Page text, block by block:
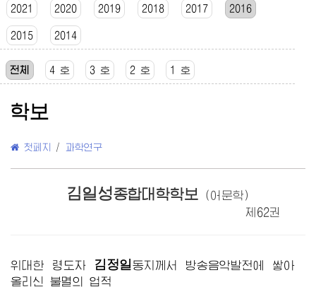
2021 2020 2019 2018 2017 2016
2015 2014
전체 4 호 3 호 2 호 1 호
학보
첫페지 / 과학연구
김일성종합대학학보
(어문학)
제62권
위대한 령도자 김정일동지 께서 방송음악발전에 쌓아
올리신 불멸의 업적